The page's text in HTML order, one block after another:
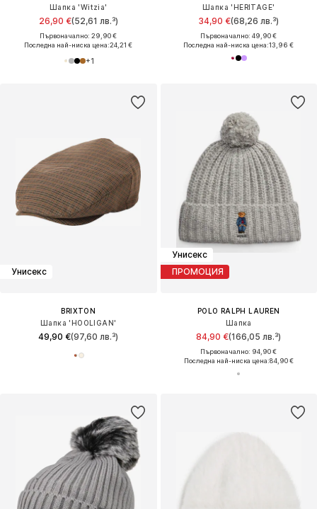
Шапка 'Witzia'
26,90 €(52,61 лв.³)
Първоначално: 29,90 €
Последна най-ниска цена:24,21 €
+1
Шапка 'HERITAGE'
34,90 €(68,26 лв.³)
Първоначално: 49,90 €
Последна най-ниска цена:13,96 €
Унисекс
BRIXTON
Шапка 'HOOLIGAN'
49,90 €(97,60 лв.³)
Унисекс
ПРОМОЦИЯ
POLO RALPH LAUREN
Шапка
84,90 €(166,05 лв.³)
Първоначално: 94,90 €
Последна най-ниска цена:84,90 €